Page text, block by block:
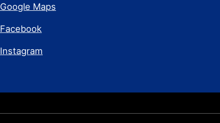
Google Maps
Facebook
Instagram